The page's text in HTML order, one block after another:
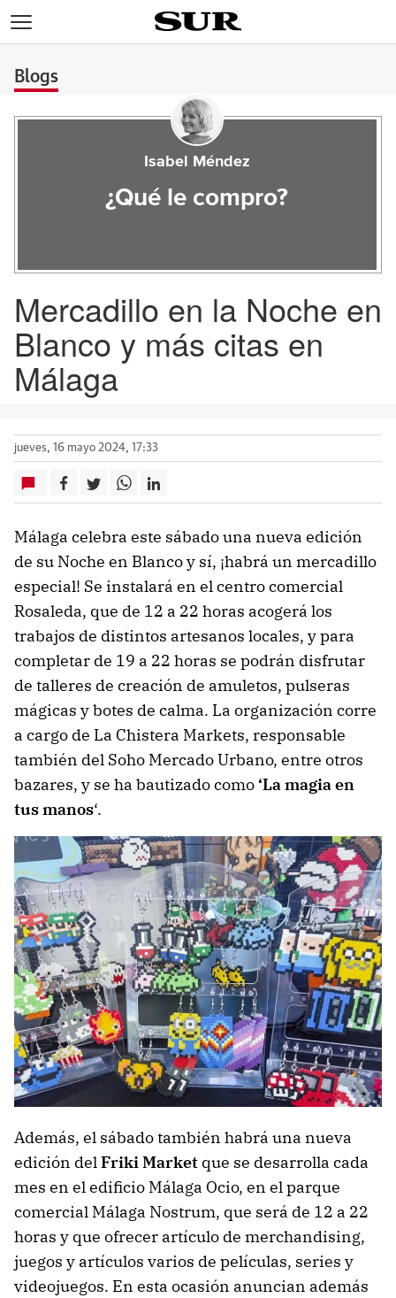
Blogs
Isabel Méndez
¿Qué le compro?
Mercadillo en la Noche en
Blanco y más citas en
Málaga
jueves, 16 mayo 2024, 17:33
Málaga celebra este sábado una nueva edición
de su Noche en Blanco y sí, ¡habrá un mercadillo
especial! Se instalará en el centro comercial
Rosaleda, que de 12 a 22 horas acogerá los
trabajos de distintos artesanos locales, y para
completar de 19 a 22 horas se podrán disfrutar
de talleres de creación de amuletos, pulseras
mágicas y botes de calma. La organización corre
a cargo de La Chistera Markets, responsable
también del Soho Mercado Urbano, entre otros
bazares, y se ha bautizado como ‘La magia en
tus manos‘.
Friki Market, este sábado en Málaga Ocio
Además, el sábado también habrá una nueva
edición delFriki Market que se desarrolla cada
mes en el edificio Málaga Ocio, en el parque
comercial Málaga Nostrum, que será de 12 a 22
horas y que ofrecer artículo de merchandising,
juegos y artículos varios de películas, series y
videojuegos. En esta ocasión anuncian además